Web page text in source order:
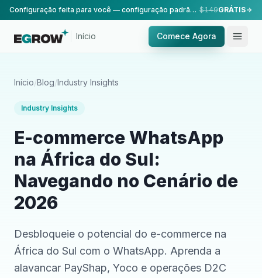
Configuração feita para você — configuração padrão, realizada pela nossa equipe. $149GRÁTIS
Início Comece Agora
Início/Blog/Industry Insights
Industry Insights
E-commerce WhatsApp
na África do Sul:
Navegando no Cenário de
2026
Desbloqueie o potencial do e-commerce na
África do Sul com o WhatsApp. Aprenda a
alavancar PayShap, Yoco e operações D2C